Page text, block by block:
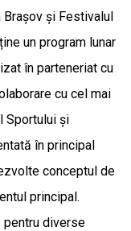
Brașov și Festivalul
un program lunar
în parteneriat cu
cu cel mai
Sportului și
în principal
conceptul de
principal.
diverse